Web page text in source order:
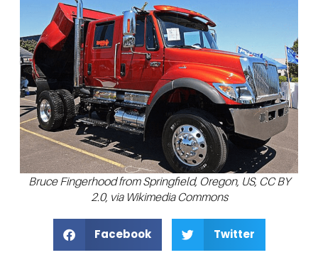
Bruce Fingerhood from Springfield, Oregon, US, CC BY
2.0, via Wikimedia Commons
Facebook Twitter